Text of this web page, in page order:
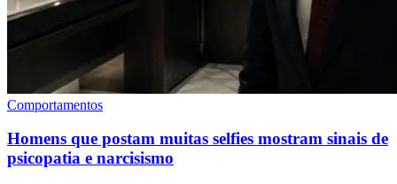
Comportamentos
Homens que postam muitas selfies mostram sinais de
psicopatia e narcisismo